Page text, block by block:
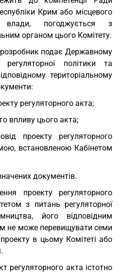
Крим або місцевого
влади, погоджується з
органом цього Комітету.
подає Державному
політики та
територіальному
регуляторного акта;
впливу цього акта;
проекту регуляторного
встановленою Кабінетом
документів.
проекту регуляторного
з питань регуляторної
його відповідним
не може перевищувати семи
в цьому Комітеті або
регуляторного акта істотно